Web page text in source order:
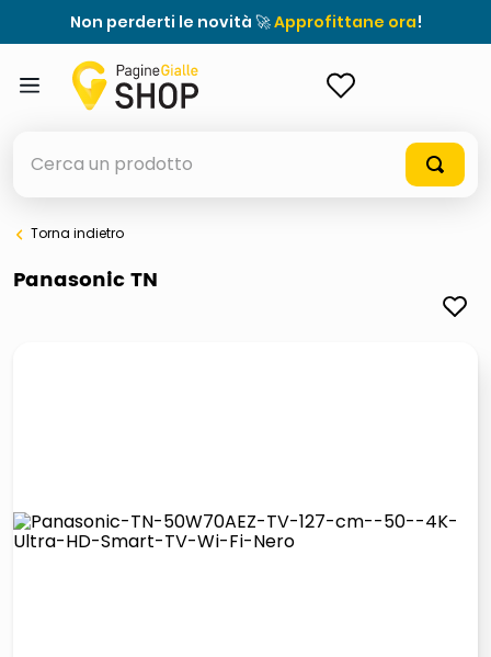
Non perderti le novità 🚀Approfittane ora!
elenchi telefonici
lucidatrice pavimenti
Torna indietro
Panasonic TN